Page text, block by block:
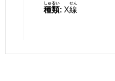
種類
しゅるい
: X線
せん